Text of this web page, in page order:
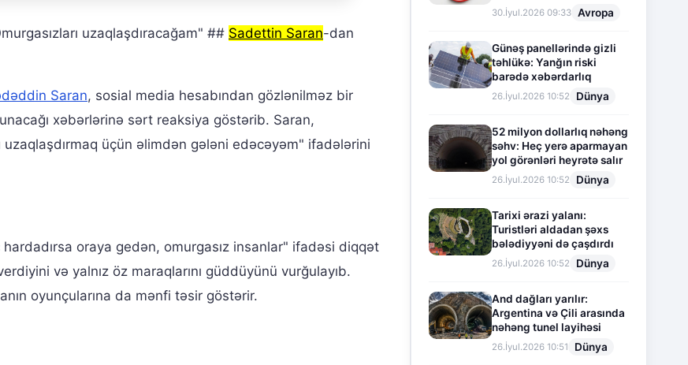
uzaqlaşdıracağam" ## Sadettin Saran-dan
Saran, sosial media hesabından gözlənilməz bir
xəbərlərinə sərt reaksiya göstərib. Saran,
uzaqlaşdırmaq üçün əlimdən gələni edəcəyəm" ifadələrini
oraya gedən, omurgasız insanlar" ifadəsi diqqət
və yalnız öz maraqlarını güddüyünü vurğulayıb.
oyunçularına da mənfi təsir göstərir.
30.İyul.2026 09:33 Avropa
Günəş panellərində gizli
təhlükə: Yanğın riski
barədə xəbərdarlıq
26.İyul.2026 10:52 Dünya
52 milyon dollarlıq nəhəng
səhv: Heç yerə aparmayan
yol görənləri heyrətə salır
26.İyul.2026 10:52 Dünya
Tarixi ərazi yalanı:
Turistləri aldadan şəxs
bələdiyyəni də çaşdırdı
26.İyul.2026 10:52 Dünya
And dağları yarılır:
Argentina və Çili arasında
nəhəng tunel layihəsi
26.İyul.2026 10:51 Dünya